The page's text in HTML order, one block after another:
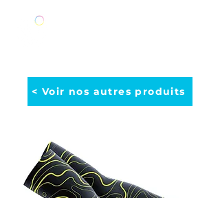
< Voir nos autres produits